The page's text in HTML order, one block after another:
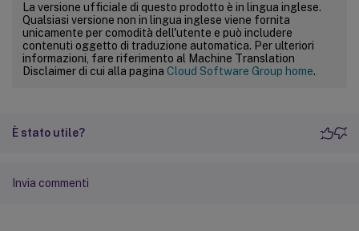
La versione ufficiale di questo prodotto è in lingua inglese.
Qualsiasi versione non in lingua inglese viene fornita
unicamente per comodità dell'utente e può includere
contenuti oggetto di traduzione automatica. Per ulteriori
informazioni, fare riferimento al Machine Translation
Disclaimer di cui alla pagina Cloud Software Group home.
È stato utile?
Invia commenti